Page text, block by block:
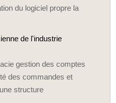
du logiciel propre la
de l'industrie
gestion des comptes
des commandes et
structure